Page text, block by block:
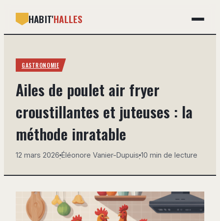
HABIT'HALLES
BRICOLAGE
DÉCO
IMMOBILIER
MAISON
GASTRONOMIE
Ailes de poulet air fryer
croustillantes et juteuses : la
méthode inratable
12 mars 2026·Éléonore Vanier-Dupuis·10 min de lecture